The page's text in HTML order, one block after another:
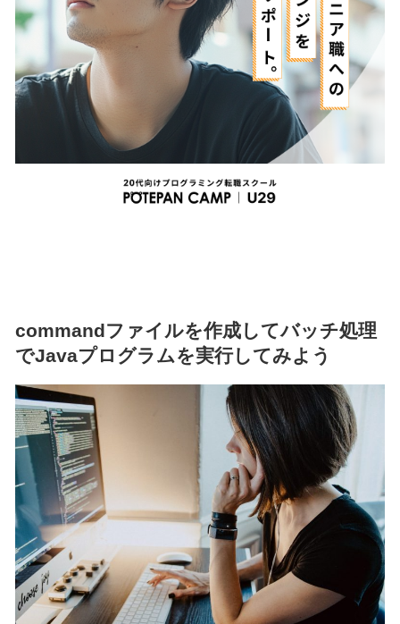
commandファイルを作成してバッチ処理
でJavaプログラムを実行してみよう